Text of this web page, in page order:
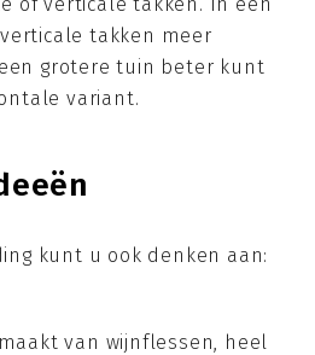
takken meer
grotere tuin beter kunt
variant.
kunt u ook denken aan:
van wijnflessen, heel